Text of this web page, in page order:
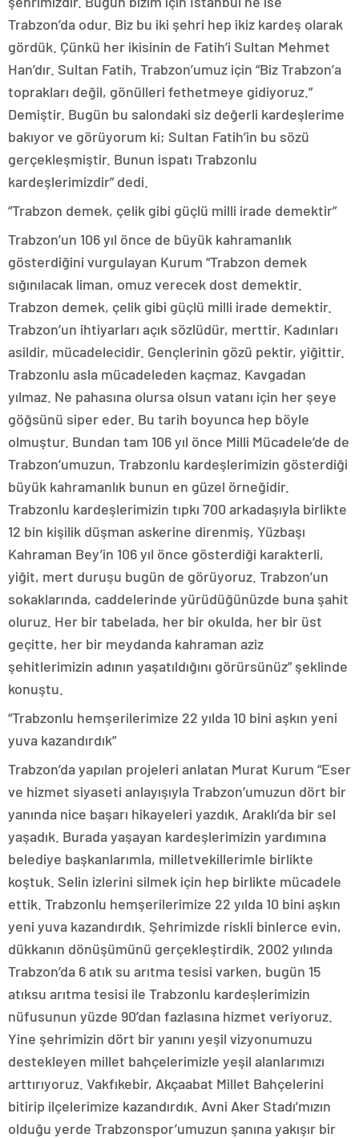
Trabzon’da odur. Biz bu iki şehri hep ikiz kardeş olarak
gördük. Çünkü her ikisinin de Fatih’i Sultan Mehmet
Han’dır. Sultan Fatih, Trabzon’umuz için “Biz Trabzon’a
toprakları değil, gönülleri fethetmeye gidiyoruz.”
Demiştir. Bugün bu salondaki siz değerli kardeşlerime
bakıyor ve görüyorum ki; Sultan Fatih’in bu sözü
gerçekleşmiştir. Bunun ispatı Trabzonlu
kardeşlerimizdir” dedi.
“Trabzon demek, çelik gibi güçlü milli irade demektir”
Trabzon’un 106 yıl önce de büyük kahramanlık
gösterdiğini vurgulayan Kurum “Trabzon demek
sığınılacak liman, omuz verecek dost demektir.
Trabzon demek, çelik gibi güçlü milli irade demektir.
Trabzon’un ihtiyarları açık sözlüdür, merttir. Kadınları
asildir, mücadelecidir. Gençlerinin gözü pektir, yiğittir.
Trabzonlu asla mücadeleden kaçmaz. Kavgadan
yılmaz. Ne pahasına olursa olsun vatanı için her şeye
göğsünü siper eder. Bu tarih boyunca hep böyle
olmuştur. Bundan tam 106 yıl önce Milli Mücadele’de de
Trabzon’umuzun, Trabzonlu kardeşlerimizin gösterdiği
büyük kahramanlık bunun en güzel örneğidir.
Trabzonlu kardeşlerimizin tıpkı 700 arkadaşıyla birlikte
12 bin kişilik düşman askerine direnmiş, Yüzbaşı
Kahraman Bey’in 106 yıl önce gösterdiği karakterli,
yiğit, mert duruşu bugün de görüyoruz. Trabzon’un
sokaklarında, caddelerinde yürüdüğünüzde buna şahit
oluruz. Her bir tabelada, her bir okulda, her bir üst
geçitte, her bir meydanda kahraman aziz
şehitlerimizin adının yaşatıldığını görürsünüz” şeklinde
konuştu.
“Trabzonlu hemşerilerimize 22 yılda 10 bini aşkın yeni
yuva kazandırdık”
Trabzon’da yapılan projeleri anlatan Murat Kurum “Eser
ve hizmet siyaseti anlayışıyla Trabzon’umuzun dört bir
yanında nice başarı hikayeleri yazdık. Araklı’da bir sel
yaşadık. Burada yaşayan kardeşlerimizin yardımına
belediye başkanlarımla, milletvekillerimle birlikte
koştuk. Selin izlerini silmek için hep birlikte mücadele
ettik. Trabzonlu hemşerilerimize 22 yılda 10 bini aşkın
yeni yuva kazandırdık. Şehrimizde riskli binlerce evin,
dükkanın dönüşümünü gerçekleştirdik. 2002 yılında
Trabzon’da 6 atık su arıtma tesisi varken, bugün 15
atıksu arıtma tesisi ile Trabzonlu kardeşlerimizin
nüfusunun yüzde 90’dan fazlasına hizmet veriyoruz.
Yine şehrimizin dört bir yanını yeşil vizyonumuzu
destekleyen millet bahçelerimizle yeşil alanlarımızı
arttırıyoruz. Vakfıkebir, Akçaabat Millet Bahçelerini
bitirip ilçelerimize kazandırdık. Avni Aker Stadı’mızın
olduğu yerde Trabzonspor’umuzun şanına yakışır bir